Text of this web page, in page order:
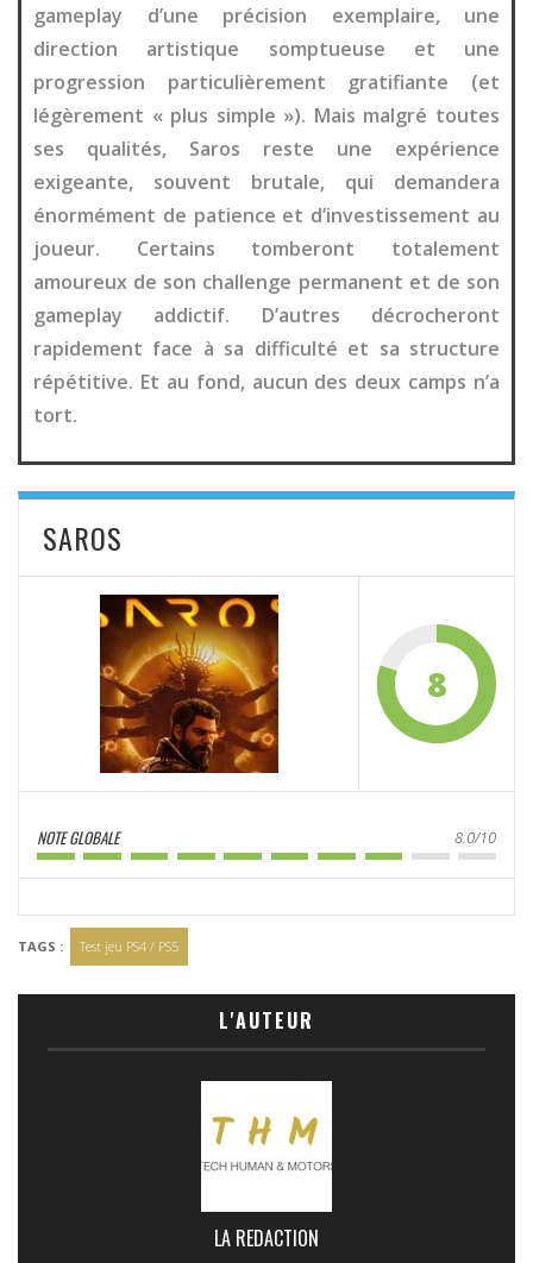
gameplay d’une précision exemplaire, une
direction artistique somptueuse et une
progression particulièrement gratifiante (et
légèrement « plus simple »). Mais malgré toutes
ses qualités, Saros reste une expérience
exigeante, souvent brutale, qui demandera
énormément de patience et d’investissement au
joueur. Certains tomberont totalement
amoureux de son challenge permanent et de son
gameplay addictif. D’autres décrocheront
rapidement face à sa difficulté et sa structure
répétitive. Et au fond, aucun des deux camps n’a
tort.
SAROS
8
NOTE GLOBALE 8.0/10
TAGS : Test jeu PS4 / PS5
L'AUTEUR
LA REDACTION